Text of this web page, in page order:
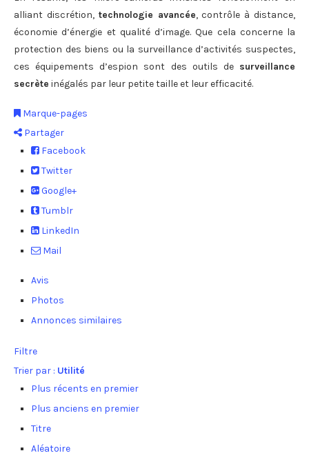
alliant discrétion, technologie avancée, contrôle à distance,
économie d’énergie et qualité d’image. Que cela concerne la
protection des biens ou la surveillance d’activités suspectes,
ces équipements d’espion sont des outils de surveillance
secrète inégalés par leur petite taille et leur efficacité.
Marque-pages
Partager
Facebook
Twitter
Google+
Tumblr
LinkedIn
Mail
Avis
Photos
Annonces similaires
Filtre
Trier par : Utilité
Plus récents en premier
Plus anciens en premier
Titre
Aléatoire